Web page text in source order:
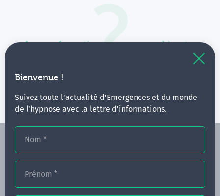
Bienvenue !
Suivez toute l'actualité d'Emergences et du monde
de l'hypnose avec la lettre d'informations.
Nom *
Prénom *
Aucune formation ne correspond à votre
Vous pouvez renouveler votre requête en élargissant